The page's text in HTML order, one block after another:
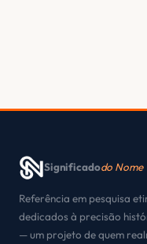
Significadodo Nome
Referência em pesquisa
dedicados à precisão
— um projeto de quem